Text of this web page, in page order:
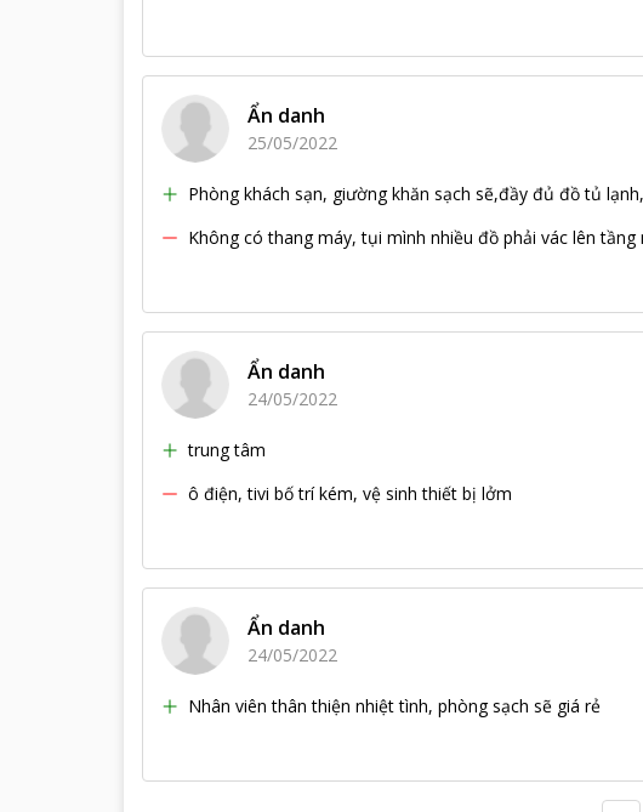
Ẩn danh
25/05/2022
Phòng khách sạn, giường khăn sạch sẽ,đầy đủ đồ tủ
Không có thang máy, tụi mình nhiều đồ phải vác lên tầng
Ẩn danh
24/05/2022
trung tâm
ô điện, tivi bố trí kém, vệ sinh thiết bị lởm
Ẩn danh
24/05/2022
Nhân viên thân thiện nhiệt tình, phòng sạch sẽ giá rẻ